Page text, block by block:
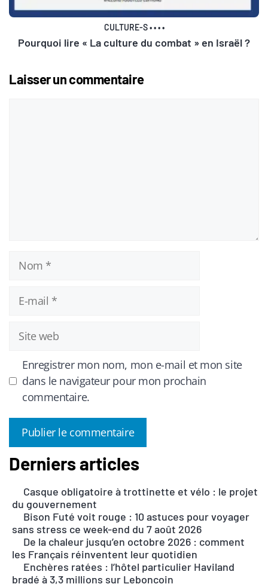
CULTURE-S••••
Pourquoi lire « La culture du combat » en Israël ?
Laisser un commentaire
mail
Site
web
Enregistrer mon nom, mon e-mail et mon site
dans le navigateur pour mon prochain
commentaire.
A
e
r
a
Derniers articles
Casque obligatoire à trottinette et vélo : le projet
du gouvernement
Bison Futé voit rouge : 10 astuces pour voyager
sans stress ce week-end du 7 août 2026
De la chaleur jusqu’en octobre 2026 : comment
les Français réinventent leur quotidien
Enchères ratées : l’hôtel particulier Haviland
bradé à 3,3 millions sur Leboncoin